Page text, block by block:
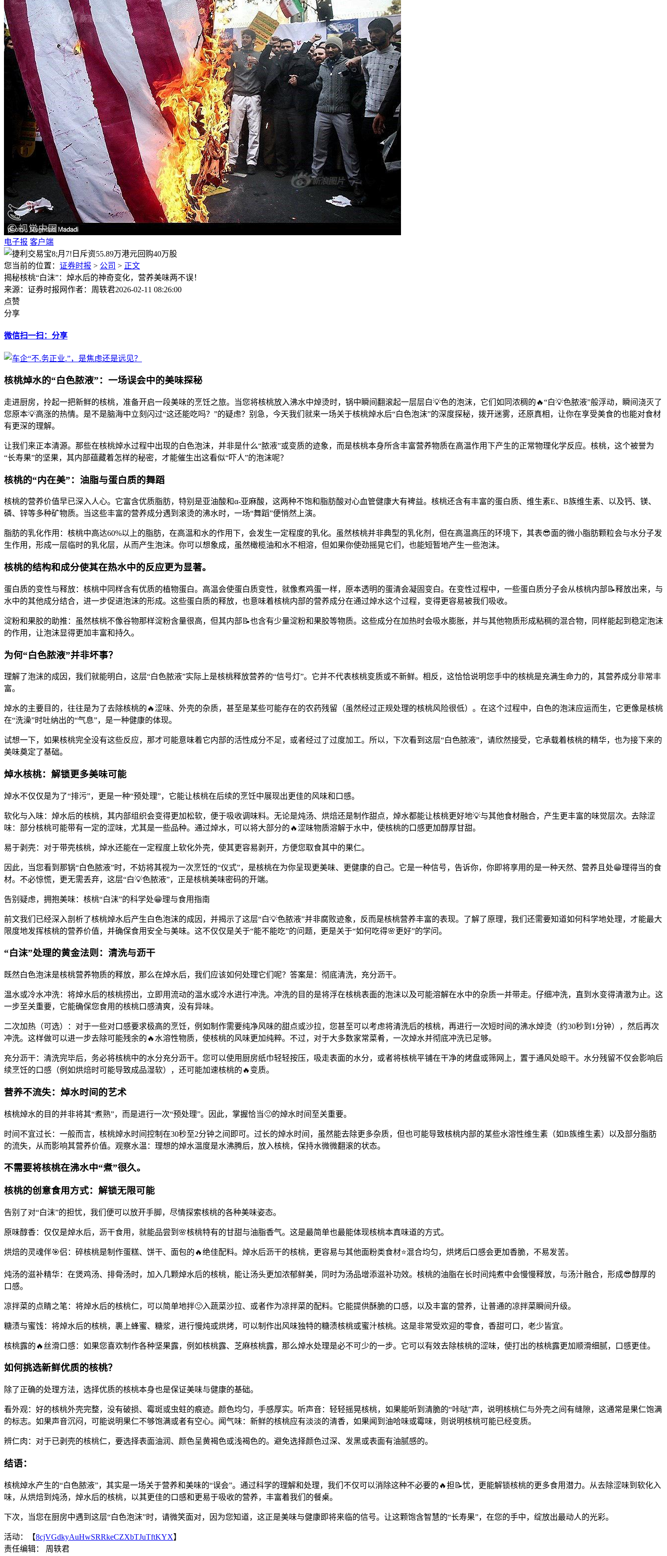
电子报 客户端
您当前的位置： 证券时报 > 公司 > 正文
揭秘核桃“白沫”：焯水后的神奇变化，营养美味两不误！
来源：证券时报网作者：周轶君2026-02-11 08:26:00
点赞
分享
微信扫一扫：分享
核桃焯水的“白色脓液”：一场误会中的美味探秘
走进厨房，拎起一把新鲜的核桃，准备开启一段美味的烹饪之旅。当您将核桃放入沸水中焯烫时，锅中瞬间翻滚起一层层白💡色的泡沫，它们如同浓稠的🔥“白💡色脓液”般浮动，瞬间浇灭了
您原本💡高涨的热情。是不是脑海中立刻闪过“这还能吃吗？”的疑虑？别急，今天我们就来一场关于核桃焯水后“白色泡沫”的深度探秘，拨开迷雾，还原真相，让你在享受美食的也能对食材
有更深的理解。
让我们来正本清源。那些在核桃焯水过程中出现的白色泡沫，并非是什么“脓液”或变质的迹象，而是核桃本身所含丰富营养物质在高温作用下产生的正常物理化学反应。核桃，这个被誉为
“长寿果”的坚果，其内部蕴藏着怎样的秘密，才能催生出这看似“吓人”的泡沫呢？
核桃的“内在美”：油脂与蛋白质的舞蹈
核桃的营养价值早已深入人心。它富含优质脂肪，特别是亚油酸和α-亚麻酸，这两种不饱和脂肪酸对心血管健康大有裨益。核桃还含有丰富的蛋白质、维生素E、B族维生素、以及钙、镁、
磷、锌等多种矿物质。当这些丰富的营养成分遇到滚烫的沸水时，一场“舞蹈”便悄然上演。
脂肪的乳化作用：核桃中高达60%以上的脂肪，在高温和水的作用下，会发生一定程度的乳化。虽然核桃并非典型的乳化剂，但在高温高压的环境下，其表😎面的微小脂肪颗粒会与水分子发
生作用，形成一层临时的乳化层，从而产生泡沫。你可以想象成，虽然橄榄油和水不相溶，但如果你使劲摇晃它们，也能短暂地产生一些泡沫。
核桃的结构和成分使其在热水中的反应更为显著。
蛋白质的变性与释放：核桃中同样含有优质的植物蛋白。高温会使蛋白质变性，就像煮鸡蛋一样，原本透明的蛋清会凝固变白。在变性过程中，一些蛋白质分子会从核桃内部📝释放出来，与
水中的其他成分结合，进一步促进泡沫的形成。这些蛋白质的释放，也意味着核桃内部的营养成分在通过焯水这个过程，变得更容易被我们吸收。
淀粉和果胶的助推：虽然核桃不像谷物那样淀粉含量很高，但其内部📝也含有少量淀粉和果胶等物质。这些成分在加热时会吸水膨胀，并与其他物质形成粘稠的混合物，同样能起到稳定泡沫
的作用，让泡沫显得更加丰富和持久。
为何“白色脓液”并非坏事？
理解了泡沫的成因，我们就能明白，这层“白色脓液”实际上是核桃释放营养的“信号灯”。它并不代表核桃变质或不新鲜。相反，这恰恰说明您手中的核桃是充满生命力的，其营养成分非常丰
富。
焯水的主要目的，往往是为了去除核桃的🔥涩味、外壳的杂质，甚至是某些可能存在的农药残留（虽然经过正规处理的核桃风险很低）。在这个过程中，白色的泡沫应运而生，它更像是核桃
在“洗澡”时吐纳出的“气息”，是一种健康的体现。
试想一下，如果核桃完全没有这些反应，那才可能意味着它内部的活性成分不足，或者经过了过度加工。所以，下次看到这层“白色脓液”，请欣然接受，它承载着核桃的精华，也为接下来的
美味奠定了基础。
焯水核桃：解锁更多美味可能
焯水不仅仅是为了“排污”，更是一种“预处理”，它能让核桃在后续的烹饪中展现出更佳的风味和口感。
软化与入味：焯水后的核桃，其内部组织会变得更加松软，便于吸收调味料。无论是炖汤、烘焙还是制作甜点，焯水都能让核桃更好地💡与其他食材融合，产生更丰富的味觉层次。去除涩
味：部分核桃可能带有一定的涩味，尤其是一些品种。通过焯水，可以将大部分的🔥涩味物质溶解于水中，使核桃的口感更加醇厚甘甜。
易于剥壳：对于带壳核桃，焯水还能在一定程度上软化外壳，使其更容易剥开，方便您取食其中的果仁。
因此，当您看到那锅“白色脓液”时，不妨将其视为一次烹饪的“仪式”，是核桃在为你呈现更美味、更健康的自己。它是一种信号，告诉你，你即将享用的是一种天然、营养且处😁理得当的食
材。不必惊慌，更无需丢弃，这层“白💡色脓液”，正是核桃美味密码的开端。
告别疑虑，拥抱美味：核桃“白沫”的科学处😁理与食用指南
前文我们已经深入剖析了核桃焯水后产生白色泡沫的成因，并揭示了这层“白💡色脓液”并非腐败迹象，反而是核桃营养丰富的表现。了解了原理，我们还需要知道如何科学地处理，才能最大
限度地发挥核桃的营养价值，并确保食用安全与美味。这不仅仅是关于“能不能吃”的问题，更是关于“如何吃得🌸更好”的学问。
“白沫”处理的黄金法则：清洗与沥干
既然白色泡沫是核桃营养物质的释放，那么在焯水后，我们应该如何处理它们呢？答案是：彻底清洗，充分沥干。
温水或冷水冲洗：将焯水后的核桃捞出，立即用流动的温水或冷水进行冲洗。冲洗的目的是将浮在核桃表面的泡沫以及可能溶解在水中的杂质一并带走。仔细冲洗，直到水变得清澈为止。这
一步至关重要，它能确保您食用的核桃口感清爽，没有异味。
二次加热（可选）：对于一些对口感要求极高的烹饪，例如制作需要纯净风味的甜点或沙拉，您甚至可以考虑将清洗后的核桃，再进行一次短时间的沸水焯烫（约30秒到1分钟），然后再次
冲洗。这样做可以进一步去除可能残余的🔥水溶性物质，使核桃的风味更加纯粹。不过，对于大多数家常菜肴，一次焯水并彻底冲洗已足够。
充分沥干：清洗完毕后，务必将核桃中的水分充分沥干。您可以使用厨房纸巾轻轻按压，吸走表面的水分，或者将核桃平铺在干净的烤盘或筛网上，置于通风处晾干。水分残留不仅会影响后
续烹饪的口感（例如烘焙时可能导致成品湿软），还可能加速核桃的🔥变质。
营养不流失：焯水时间的艺术
核桃焯水的目的并非将其“煮熟”，而是进行一次“预处理”。因此，掌握恰当🙂的焯水时间至关重要。
时间不宜过长：一般而言，核桃焯水时间控制在30秒至2分钟之间即可。过长的焯水时间，虽然能去除更多杂质，但也可能导致核桃内部的某些水溶性维生素（如B族维生素）以及部分脂肪
的流失，从而影响其营养价值。观察水温：理想的焯水温度是水沸腾后，放入核桃，保持水微微翻滚的状态。
不需要将核桃在沸水中“煮”很久。
核桃的创意食用方式：解锁无限可能
告别了对“白沫”的担忧，我们便可以放开手脚，尽情探索核桃的各种美味姿态。
原味醇香：仅仅是焯水后，沥干食用，就能品尝到🌸核桃特有的甘甜与油脂香气。这是最简单也最能体现核桃本真味道的方式。
烘焙的灵魂伴🎯侣：碎核桃是制作蛋糕、饼干、面包的🔥绝佳配料。焯水后沥干的核桃，更容易与其他面粉类食材⭐混合均匀，烘烤后口感会更加香脆，不易发苦。
炖汤的滋补精华：在煲鸡汤、排骨汤时，加入几颗焯水后的核桃，能让汤头更加浓郁鲜美，同时为汤品增添滋补功效。核桃的油脂在长时间炖煮中会慢慢释放，与汤汁融合，形成😎醇厚的
口感。
凉拌菜的点睛之笔：将焯水后的核桃仁，可以简单地拌🙂入蔬菜沙拉、或者作为凉拌菜的配料。它能提供酥脆的口感，以及丰富的营养，让普通的凉拌菜瞬间升级。
糖渍与蜜饯：将焯水后的核桃，裹上蜂蜜、糖浆，进行慢炖或烘烤，可以制作出风味独特的糖渍核桃或蜜汁核桃。这是非常受欢迎的零食，香甜可口，老少皆宜。
核桃露的🔥丝滑口感：如果您喜欢制作各种坚果露，例如核桃露、芝麻核桃露，那么焯水处理是必不可少的一步。它可以有效去除核桃的涩味，使打出的核桃露更加顺滑细腻，口感更佳。
如何挑选新鲜优质的核桃？
除了正确的处理方法，选择优质的核桃本身也是保证美味与健康的基础。
看外观：好的核桃外壳完整，没有破损、霉斑或虫蛀的痕迹。颜色均匀，手感厚实。听声音：轻轻摇晃核桃，如果能听到清脆的“咔哒”声，说明核桃仁与外壳之间有缝隙，这通常是果仁饱满
的标志。如果声音沉闷，可能说明果仁不够饱满或者有空心。闻气味：新鲜的核桃应有淡淡的清香，如果闻到油哈味或霉味，则说明核桃可能已经变质。
辨仁肉：对于已剥壳的核桃仁，要选择表面油润、颜色呈黄褐色或浅褐色的。避免选择颜色过深、发黑或表面有油腻感的。
结语：
核桃焯水产生的“白色脓液”，其实是一场关于营养和美味的“误会”。通过科学的理解和处理，我们不仅可以消除这种不必要的🔥担📝忧，更能解锁核桃的更多食用潜力。从去除涩味到软化入
味，从烘焙到炖汤，焯水后的核桃，以其更佳的口感和更易于吸收的营养，丰富着我们的餐桌。
下次，当您在厨房中遇到这层“白色泡沫”时，请微笑面对，因为您知道，这正是美味与健康即将来临的信号。让这颗饱含智慧的“长寿果”，在您的手中，绽放出最动人的光彩。
活动：【8cjVGdkyAuHwSRRkeCZXbTJuTftKYX】
责任编辑： 周轶君